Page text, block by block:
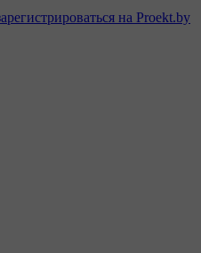
на Proekt.by